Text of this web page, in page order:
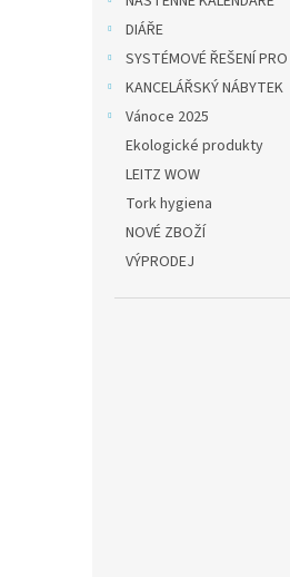
DIÁŘE
SYSTÉMOVÉ ŘEŠENÍ
KANCELÁŘSKÝ NÁBYTEK
Vánoce 2025
Ekologické produkty
LEITZ WOW
Tork hygiena
NOVÉ ZBOŽÍ
VÝPRODEJ